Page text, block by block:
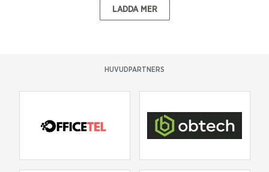
LADDA MER
HUVUDPARTNERS